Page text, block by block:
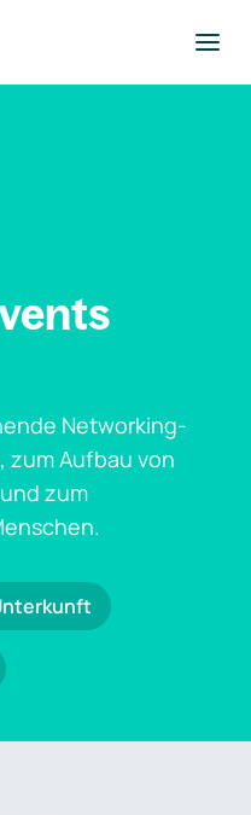
Networking-
zum Aufbau von
zum